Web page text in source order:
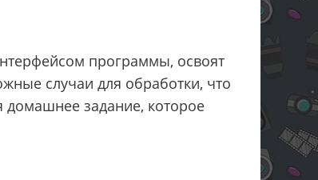
программы, освоят
случаи для обработки, что
домашнее задание, которое